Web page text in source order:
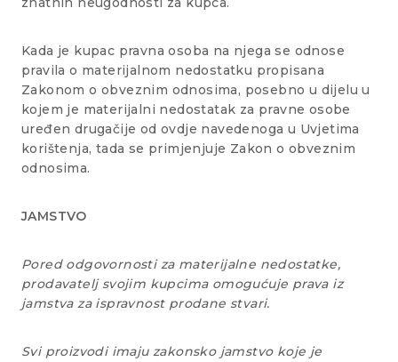
Kada je kupac pravna osoba na njega se odnose
pravila o materijalnom nedostatku propisana
Zakonom o obveznim odnosima, posebno u dijelu u
kojem je materijalni nedostatak za pravne osobe
uređen drugačije od ovdje navedenoga u Uvjetima
korištenja, tada se primjenjuje Zakon o obveznim
odnosima.
JAMSTVO
Pored odgovornosti za materijalne nedostatke,
prodavatelj svojim kupcima omogućuje prava iz
jamstva za ispravnost prodane stvari.
Svi proizvodi imaju zakonsko jamstvo koje je